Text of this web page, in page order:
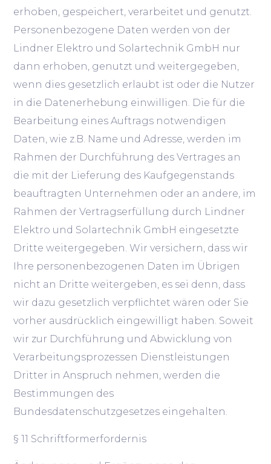
erhoben, gespeichert, verarbeitet und genutzt.
Personenbezogene Daten werden von der
Lindner Elektro und Solartechnik GmbH nur
dann erhoben, genutzt und weitergegeben,
wenn dies gesetzlich erlaubt ist oder die Nutzer
in die Datenerhebung einwilligen. Die für die
Bearbeitung eines Auftrags notwendigen
Daten, wie z.B. Name und Adresse, werden im
Rahmen der Durchführung des Vertrages an
die mit der Lieferung des Kaufgegenstands
beauftragten Unternehmen oder an andere, im
Rahmen der Vertragserfüllung durch Lindner
Elektro und Solartechnik GmbH eingesetzte
Dritte weitergegeben. Wir versichern, dass wir
Ihre personenbezogenen Daten im Übrigen
nicht an Dritte weitergeben, es sei denn, dass
wir dazu gesetzlich verpflichtet wären oder Sie
vorher ausdrücklich eingewilligt haben. Soweit
wir zur Durchführung und Abwicklung von
Verarbeitungsprozessen Dienstleistungen
Dritter in Anspruch nehmen, werden die
Bestimmungen des
Bundesdatenschutzgesetzes eingehalten.
§ 11 Schriftformerfordernis